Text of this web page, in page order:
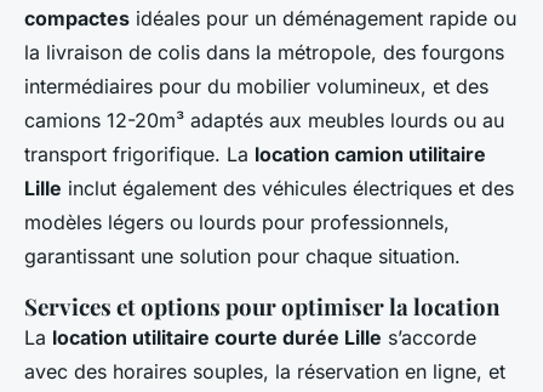
compactes idéales pour un déménagement rapide ou
la livraison de colis dans la métropole, des fourgons
intermédiaires pour du mobilier volumineux, et des
camions 12-20m³ adaptés aux meubles lourds ou au
transport frigorifique. La location camion utilitaire
Lille inclut également des véhicules électriques et des
modèles légers ou lourds pour professionnels,
garantissant une solution pour chaque situation.
Services et options pour optimiser la location
La location utilitaire courte durée Lille s’accorde
avec des horaires souples, la réservation en ligne, et